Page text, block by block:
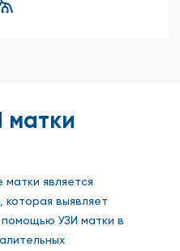
матки
матки является
которая выявляет
помощью УЗИ матки в